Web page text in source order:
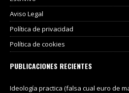
Aviso Legal
Política de privacidad
Política de cookies
PUBLICACIONES RECIENTES
Ideología practica (falsa cual euro de